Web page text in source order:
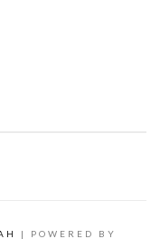
| POWERED BY